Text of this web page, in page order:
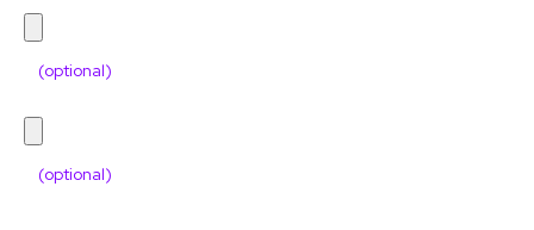
(optional)
(optional)